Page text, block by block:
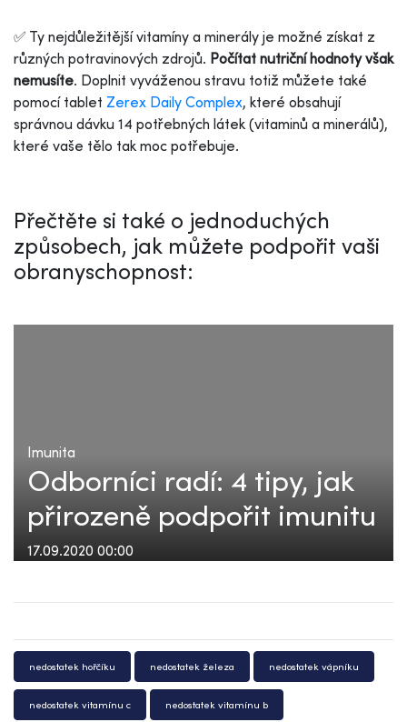
✅ Ty nejdůležitější vitamíny a minerály je možné získat z
různých potravinových zdrojů. Počítat nutriční hodnoty však
nemusíte. Doplnit vyváženou stravu totiž můžete také
pomocí tablet Zerex Daily Complex, které obsahují
správnou dávku 14 potřebných látek (vitaminů a minerálů),
které vaše tělo tak moc potřebuje.
Přečtěte si také o jednoduchých
způsobech, jak můžete podpořit vaši
obranyschopnost:
Imunita
Odborníci radí: 4 tipy, jak
přirozeně podpořit imunitu
17.09.2020 00:00
nedostatek hořčíku nedostatek železa nedostatek vápníku
nedostatek vitamínu c nedostatek vitamínu b